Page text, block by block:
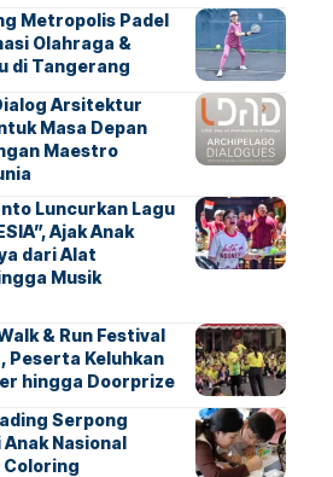
Metropolis Padel
Olahraga &
di Tangerang
Arsitektur
Masa Depan
Maestro
Luncurkan Lagu
Ajak Anak
dari Alat
Musik
& Run Festival
Peserta Keluhkan
hingga Doorprize
Serpong
Nasional
Coloring